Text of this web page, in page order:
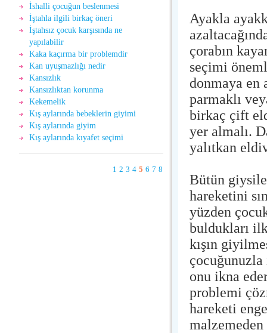
İshalli çocuğun beslenmesi
İştahla ilgili birkaç öneri
İştahsız çocuk karşısında ne
yapılabilir
Kaka kaçırma bir problemdir
Kan uyuşmazlığı nedir
Kansızlık
Kansızlıktan korunma
Kekemelik
Kış aylarında bebeklerin giyimi
Kış aylarında giyim
Kış aylarında kıyafet seçimi
1 2 3 4 5 6 7 8
Ayakla
çorabın
seçimi
donmaya en
parmaklı
birkaç çift
yer almalı.
yalıtkan
Bütün
hareketini
yüzden
buldukları
kışın
onu ikna
problemi
hareketi
malzemeden